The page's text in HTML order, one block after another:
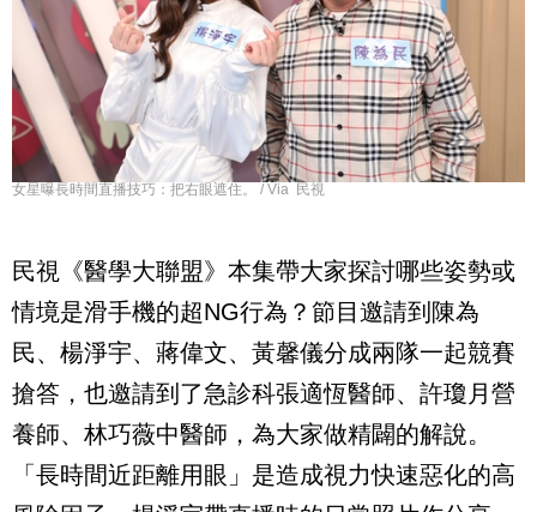
女星曝長時間直播技巧：把右眼遮住。 / Via 民視
民視《醫學大聯盟》本集帶大家探討哪些姿勢或
情境是滑手機的超NG行為？節目邀請到陳為
民、楊淨宇、蔣偉文、黃馨儀分成兩隊一起競賽
搶答，也邀請到了急診科張適恆醫師、許瓊月營
養師、林巧薇中醫師，為大家做精闢的解說。
「長時間近距離用眼」是造成視力快速惡化的高